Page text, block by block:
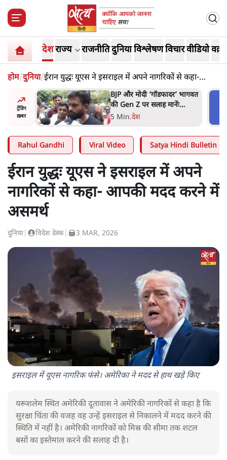
देशराज्य राजनीतिदुनियाविश्लेषणविचारवीडियो
होम/दुनिया/ईरान युद्धः यूएस ने इसराइल में अपने नागरिकों से कहा-
आपकी मदद करने में असमर्थ
ट्रेंडिंग
ख़बर
भागवत
मार्क ज़करबर्ग का माफीनामाः ये
बहुत अंदर की बात है
9 Min.विश्लेषण
Rahul Gandhi Viral Video Satya Hindi Bulletin
ईरान युद्धः यूएस ने इसराइल में अपने
नागरिकों से कहा- आपकी मदद करने में
असमर्थ
दुनिया विदेश डेस्क 3 MAR, 2026
इसराइल में यूएस नागरिक फंसे। अमेरिका ने मदद से हाथ खड़े किए
यरूशलेम स्थित अमेरिकी दूतावास ने अमेरिकी नागरिकों से कहा है कि
सुरक्षा चिंता की वजह वह उन्हें इसराइल से निकालने में मदद करने की
स्थिति में नहीं है। अमेरिकी नागरिकों को मिस्र की सीमा तक शटल
बसों का इस्तेमाल करने की सलाह दी है।